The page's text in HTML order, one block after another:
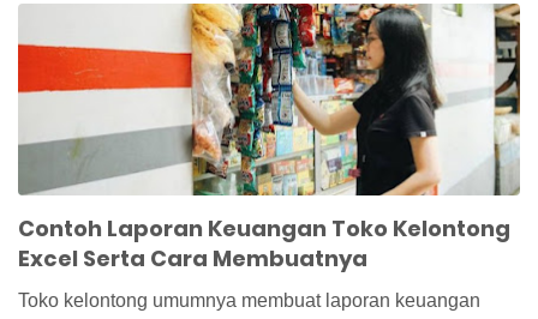
Contoh Laporan Keuangan Toko Kelontong
Excel Serta Cara Membuatnya
Toko kelontong umumnya membuat laporan keuangan